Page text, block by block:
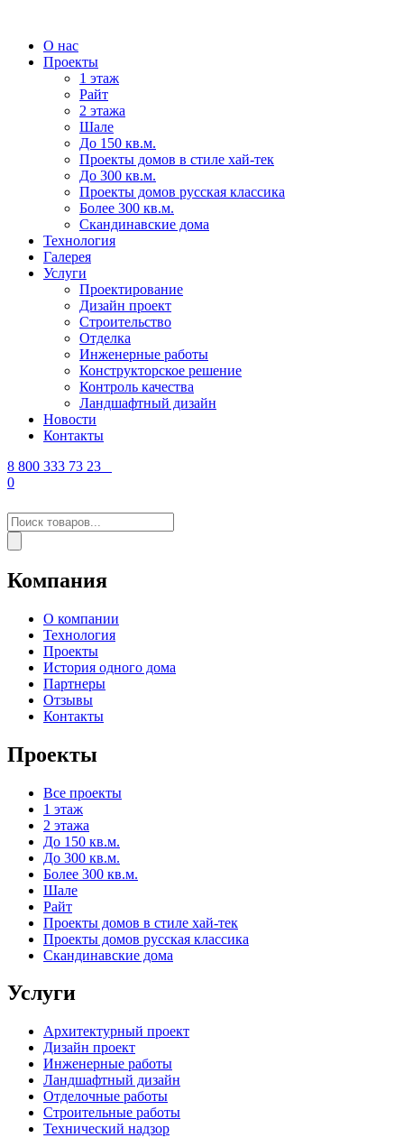
О нас
Проекты
1 этаж
Райт
2 этажа
Шале
До 150 кв.м.
Проекты домов в стиле хай-тек
До 300 кв.м.
Проекты домов русская классика
Более 300 кв.м.
Скандинавские дома
Технология
Галерея
Услуги
Проектирование
Дизайн проект
Строительство
Отделка
Инженерные работы
Конструкторское решение
Контроль качества
Ландшафтный дизайн
Новости
Контакты
8 800 333 73 23
0
Поиск
товаров
Компания
О компании
Технология
Проекты
История одного дома
Партнеры
Отзывы
Контакты
Проекты
Все проекты
1 этаж
2 этажа
До 150 кв.м.
До 300 кв.м.
Более 300 кв.м.
Шале
Райт
Проекты домов в стиле хай-тек
Проекты домов русская классика
Скандинавские дома
Услуги
Архитектурный проект
Дизайн проект
Инженерные работы
Ландшафтный дизайн
Отделочные работы
Строительные работы
Технический надзор